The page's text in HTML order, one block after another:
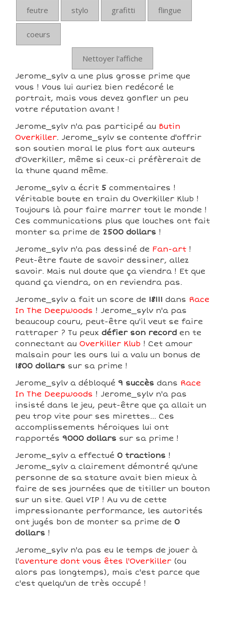
feutre stylo grafitti flingue
coeurs
Nettoyer l'affiche
Jerome_sylv a une plus grosse prime que
vous ! Vous lui auriez bien redécoré le
portrait, mais vous devez gonfler un peu
votre réputation avant !
Jerome_sylv n'a pas participé au Butin
Overkiller. Jerome_sylv se contente d'offrir
son soutien moral le plus fort aux auteurs
d'Overkiller, même si ceux-ci préfèrerait de
la thune quand même.
Jerome_sylv a écrit 5 commentaires !
Véritable boute en train du Overkiller Klub !
Toujours là pour faire marrer tout le monde !
Ces communications plus que louches ont fait
monter sa prime de 2500 dollars !
Jerome_sylv n'a pas dessiné de Fan-art !
Peut-être faute de savoir dessiner, allez
savoir. Mais nul doute que ça viendra ! Et que
quand ça viendra, on en reviendra pas.
Jerome_sylv a fait un score de 18111 dans Race
In The Deepwoods ! Jerome_sylv n'a pas
beaucoup couru, peut-être qu'il veut se faire
rattraper ? Tu peux défier son record en te
connectant au Overkiller Klub ! Cet amour
malsain pour les ours lui a valu un bonus de
1800 dollars sur sa prime !
Jerome_sylv a débloqué 9 succès dans Race
In The Deepwoods ! Jerome_sylv n'a pas
insisté dans le jeu, peut-être que ça allait un
peu trop vite pour ses mirettes... Ces
accomplissements héroiques lui ont
rapportés 9000 dollars sur sa prime !
Jerome_sylv a effectué 0 tractions !
Jerome_sylv a clairement démontré qu'une
personne de sa stature avait bien mieux à
faire de ses journées que de titiller un bouton
sur un site. Quel VIP ! Au vu de cette
impressionante performance, les autorités
ont jugés bon de monter sa prime de 0
dollars !
Jerome_sylv n'a pas eu le temps de jouer à
l'aventure dont vous êtes l'Overkiller (ou
alors pas longtemps), mais c'est parce que
c'est quelqu'un de très occupé !